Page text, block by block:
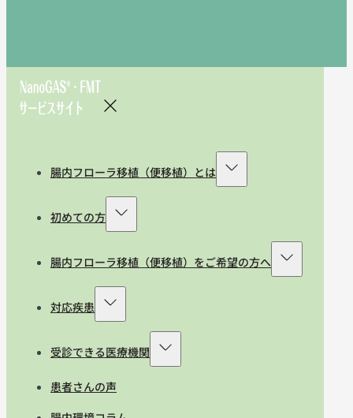
腸内フローラ移植（便移植）とは
初めての方
腸内フローラ移植（便移植）をご希望の方へ
対応疾患
受診できる医療機関
患者さんの声